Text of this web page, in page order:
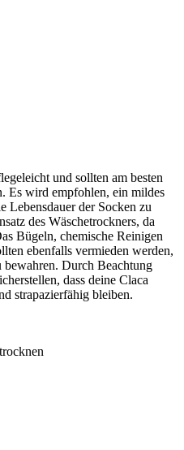
und sollten am besten
Es wird empfohlen, ein mildes
Lebensdauer der Socken zu
des Wäschetrockners, da
Bügeln, chemische Reinigen
ebenfalls vermieden werden,
Durch Beachtung
dass deine Claca
strapazierfähig bleiben.